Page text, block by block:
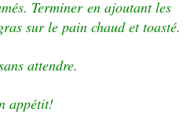
Terminer en ajoutant les
sur le pain chaud et toasté.
attendre.
appétit!